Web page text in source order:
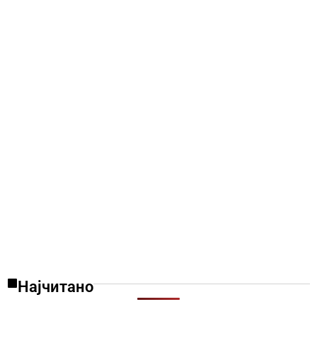
Најчитано